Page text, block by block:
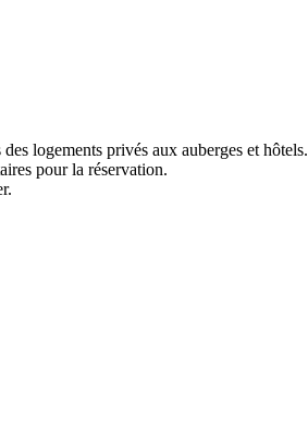
logements privés aux auberges et hôtels.
pour la réservation.